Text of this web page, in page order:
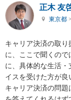
正木 友
東京都
キャリア決済の取
に、ここで聞くの
に、具体的な生活
イスを受けた方が良
キャリア決済の問